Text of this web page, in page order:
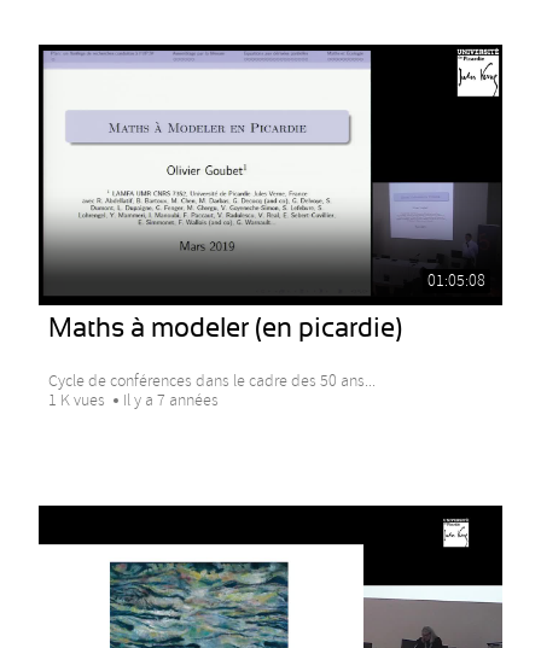
01:05:08
Maths à modeler (en picardie)
Cycle de conférences dans le cadre des 50 ans...
1 K vues
Il y a 7 années